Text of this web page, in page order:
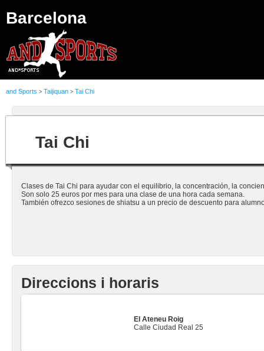
Barcelona
and Sports > Taijiquan > Tai Chi
Tai Chi
Clases de Tai Chi para ayudar con el equilibrio, la concentración, la
Son solo 25 euros por mes para una clase de una hora cada semana.
También ofrezco sesiones de shiatsu a un precio de descuento para
Direccions i horaris
El Ateneu Roig
Calle Ciudad Real 25